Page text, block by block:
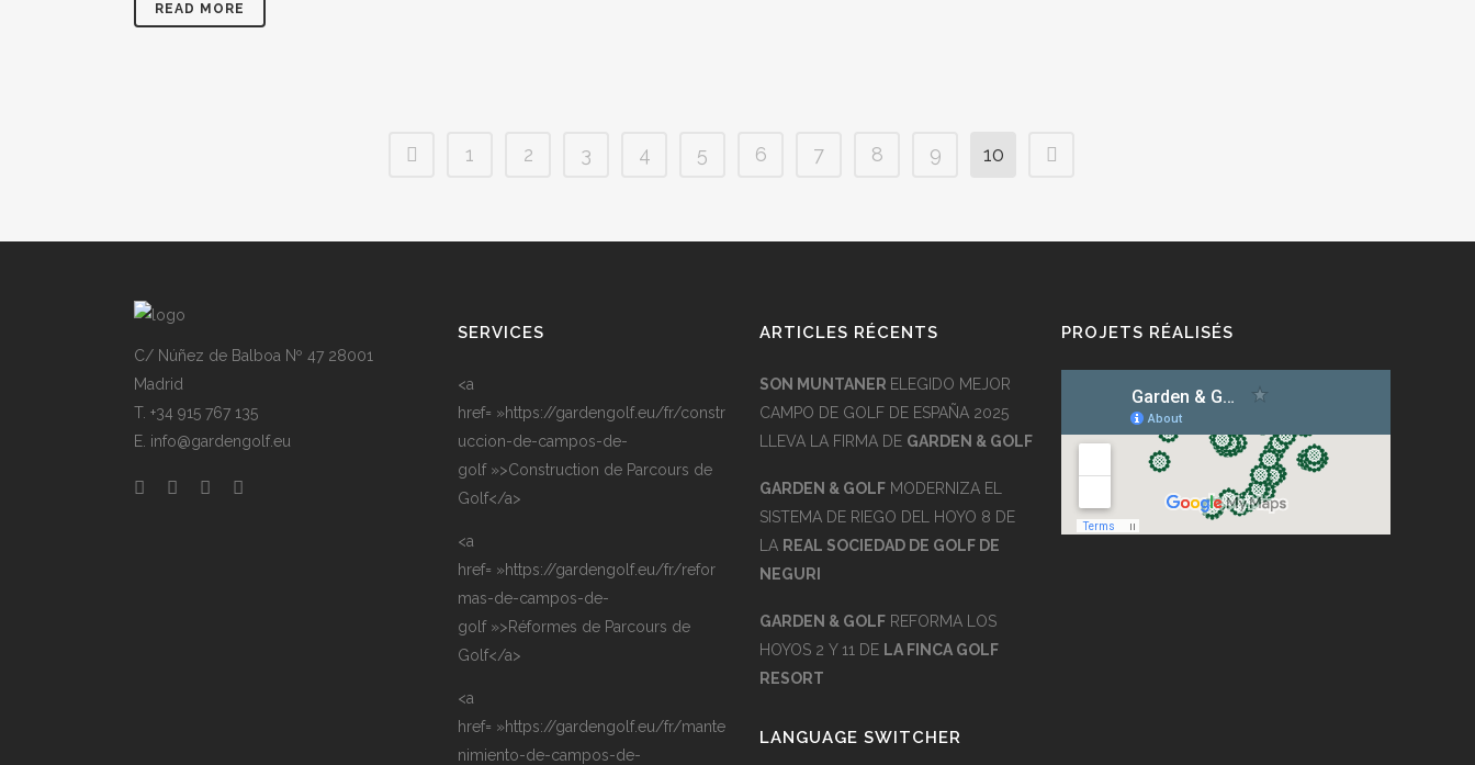
READ MORE
1 2 3 4 5 6 7 8 9 10
C/ Núñez de Balboa Nº 47 28001
Madrid
T. +34 915 767 135
E. info@gardengolf.eu
SERVICES
<a
href= »https://gardengolf.eu/fr/constr
uccion-de-campos-de-
golf »>Construction de Parcours de
Golf</a>
<a
href= »https://gardengolf.eu/fr/refor
mas-de-campos-de-
golf »>Réformes de Parcours de
Golf</a>
<a
href= »https://gardengolf.eu/fr/mante
nimiento-de-campos-de-
ARTICLES RÉCENTS
SON MUNTANER ELEGIDO MEJOR
CAMPO DE GOLF DE ESPAÑA 2025
LLEVA LA FIRMA DE GARDEN & GOLF
GARDEN & GOLF MODERNIZA EL
SISTEMA DE RIEGO DEL HOYO 8 DE
LA REAL SOCIEDAD DE GOLF DE
NEGURI
GARDEN & GOLF REFORMA LOS
HOYOS 2 Y 11 DE LA FINCA GOLF
RESORT
LANGUAGE SWITCHER
PROJETS RÉALISÉS